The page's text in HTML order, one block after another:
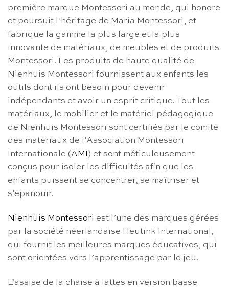
première marque Montessori au monde, qui honore
et poursuit l’héritage de Maria Montessori, et
fabrique la gamme la plus large et la plus
innovante de matériaux, de meubles et de produits
Montessori. Les produits de haute qualité de
Nienhuis Montessori fournissent aux enfants les
outils dont ils ont besoin pour devenir
indépendants et avoir un esprit critique. Tout les
matériaux, le mobilier et le matériel pédagogique
de Nienhuis Montessori sont certifiés par le comité
des matériaux de l’Association Montessori
Internationale (AMI ) et sont méticuleusement
conçus pour isoler les difficultés afin que les
enfants puissent se concentrer, se maîtriser et
s’épanouir.
Nienhuis Montessori est l’une des marques gérées
par la société néerlandaise Heutink International,
qui fournit les meilleures marques éducatives, qui
sont orientées vers l’apprentissage par le jeu.
L’assise de la chaise à lattes en version basse